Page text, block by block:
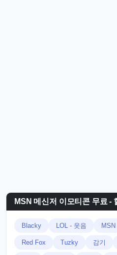
MSN 메신저 이모티콘 무료 -
Blacky LOL - 웃음 MSN
Red Fox Tuzky 감기